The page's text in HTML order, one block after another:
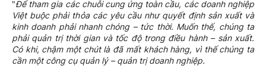
"Để tham gia các chuỗi cung ứng toàn cầu, các doanh nghiệp
Việt buộc phải thỏa các yêu cầu như quyết định sản xuất và
kinh doanh phải nhanh chóng – tức thời. Muốn thế, chúng ta
phải quản trị thời gian và tốc độ trong điều hành – sản xuất.
Có khi, chậm một chút là đã mất khách hàng, vì thế chúng ta
cần một công cụ quản lý – quản trị doanh nghiệp.